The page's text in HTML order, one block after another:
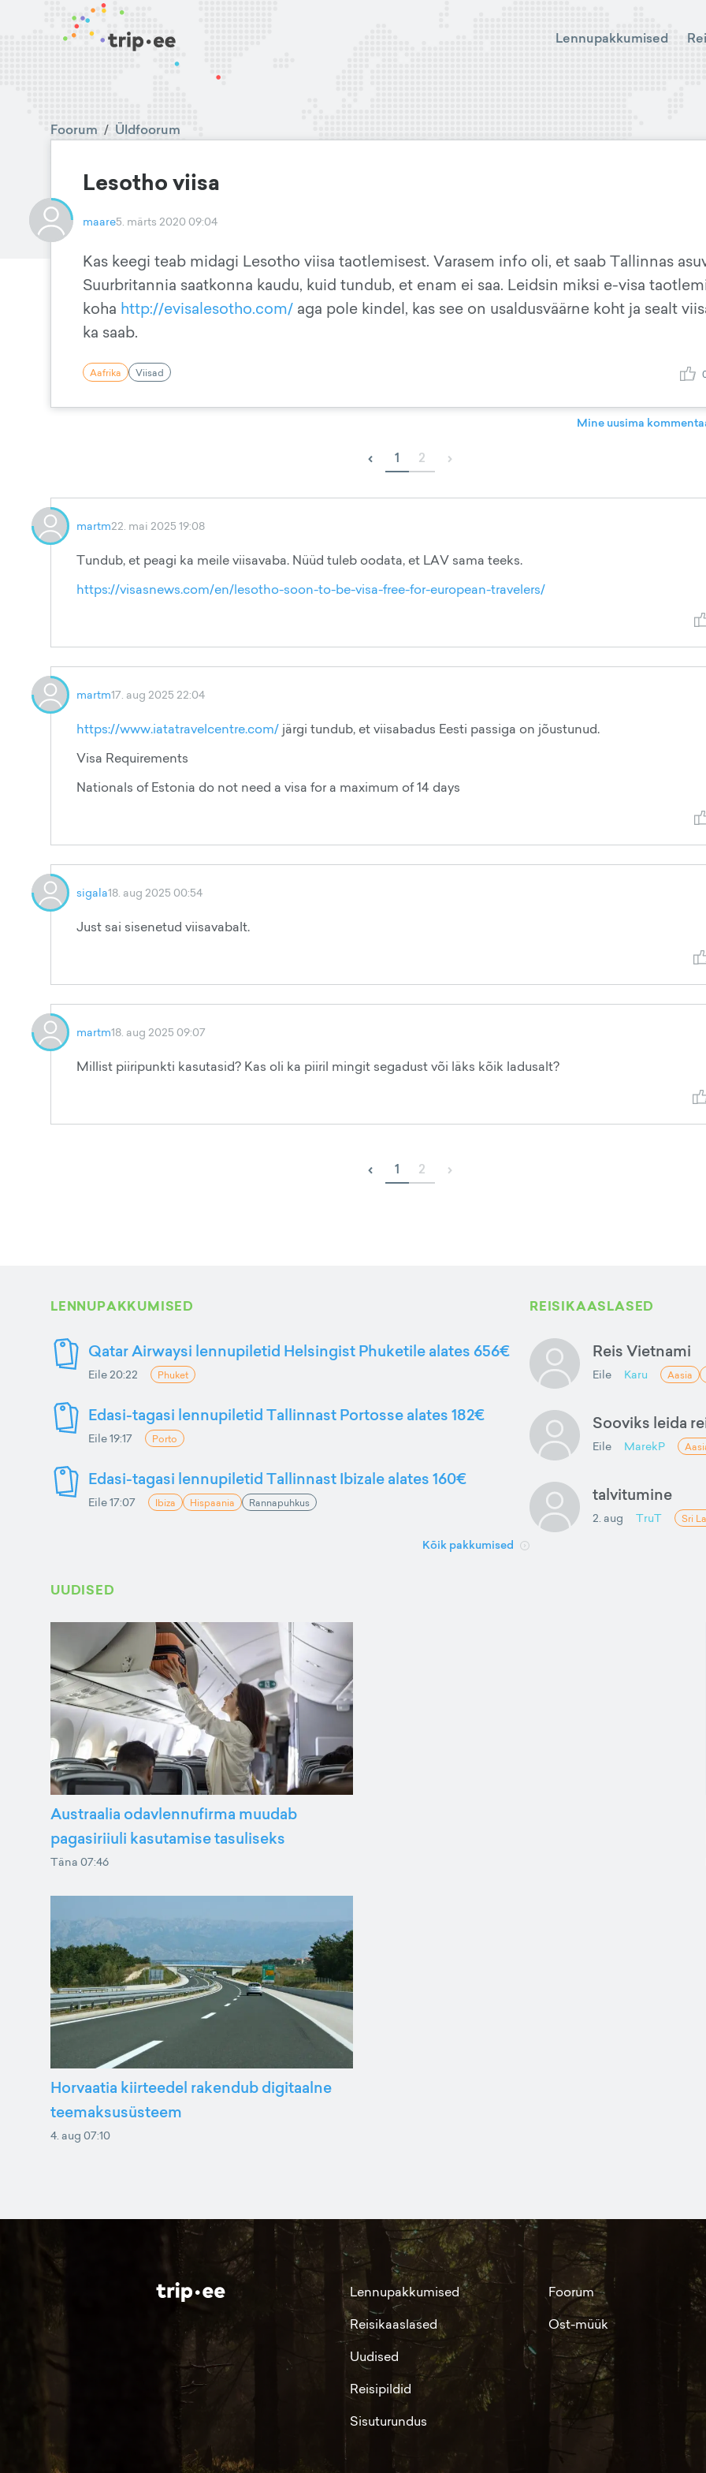
Lennupakkumised
Foorum / Üldfoorum
Lesotho viisa
maare5. märts 2020 09:04
Kas keegi teab midagi Lesotho viisa taotlemisest. Varasem info oli, et saab Tallinnas
Suurbritannia saatkonna kaudu, kuid tundub, et enam ei saa. Leidsin miksi e-visa
koha http://evisalesotho.com/ aga pole kindel, kas see on usaldusväärne koht ja sealt
ka saab.
Aafrika Viisad
Mine uusima
‹ 1 2 ›
martm22. mai 2025 19:08
Tundub, et peagi ka meile viisavaba. Nüüd tuleb oodata, et LAV sama teeks.
https://visasnews.com/en/lesotho-soon-to-be-visa-free-for-european-travelers/
martm17. aug 2025 22:04
https://www.iatatravelcentre.com/ järgi tundub, et viisabadus Eesti passiga on jõustunud.
Visa Requirements
Nationals of Estonia do not need a visa for a maximum of 14 days
sigala18. aug 2025 00:54
Just sai sisenetud viisavabalt.
martm18. aug 2025 09:07
Millist piiripunkti kasutasid? Kas oli ka piiril mingit segadust või läks kõik ladusalt?
‹ 1 2 ›
LENNUPAKKUMISED
Qatar Airwaysi lennupiletid Helsingist Phuketile alates 656€
Eile 20:22 Phuket
Edasi-tagasi lennupiletid Tallinnast Portosse alates 182€
Eile 19:17 Porto
Edasi-tagasi lennupiletid Tallinnast Ibizale alates 160€
Eile 17:07 Ibiza Hispaania Rannapuhkus
Kõik pakkumised
REISIKAASLASED
Reis Vietnami
Eile Karu Aasia
Sooviks leida
Eile MarekP
talvitumine
2. aug TruT Sri
UUDISED
Austraalia odavlennufirma muudab
pagasiriiuli kasutamise tasuliseks
Täna 07:46
Horvaatia kiirteedel rakendub digitaalne
teemaksusüsteem
4. aug 07:10
Lennupakkumised
Reisikaaslased
Uudised
Reisipildid
Sisuturundus
Foorum
Ost-müük